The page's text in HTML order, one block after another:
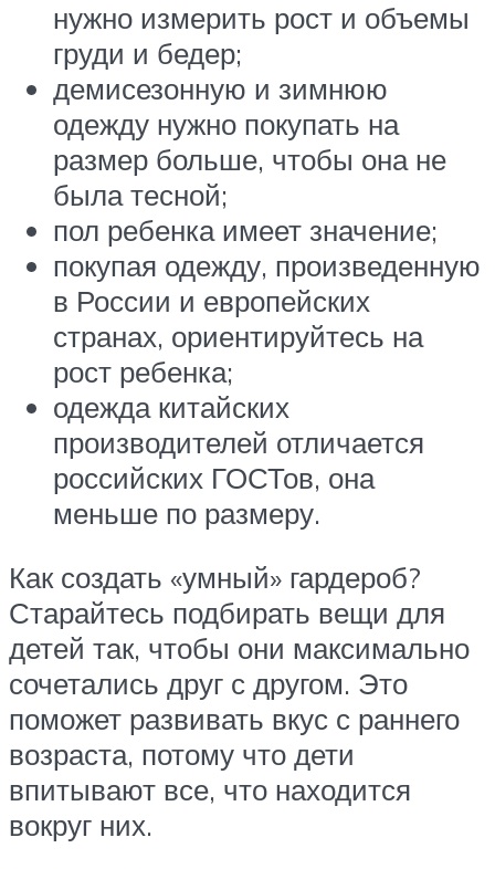
нужно измерить рост и объемы
груди и бедер;
демисезонную и зимнюю
одежду нужно покупать на
размер больше, чтобы она не
была тесной;
пол ребенка имеет значение;
покупая одежду, произведенную
в России и европейских
странах, ориентируйтесь на
рост ребенка;
одежда китайских
производителей отличается
российских ГОСТов, она
меньше по размеру.
Как создать «умный» гардероб?
Старайтесь подбирать вещи для
детей так, чтобы они максимально
сочетались друг с другом. Это
поможет развивать вкус с раннего
возраста, потому что дети
впитывают все, что находится
вокруг них.